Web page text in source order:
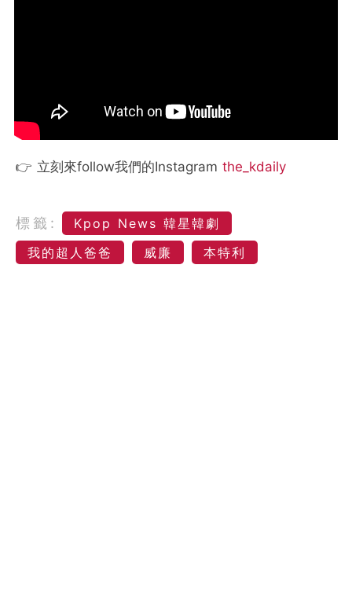
👉 立刻來follow我們的Instagram the_kdaily
標籤:
Kpop News 韓星韓劇
我的超人爸爸
威廉 本特利